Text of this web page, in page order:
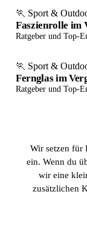
🏃 Sport &
Faszienrolle im
Ratgeber und Top-
🏃 Sport &
Fernglas im
Ratgeber und Top-
Wir setzen für
ein. Wenn du
wir eine
zusätzlichen